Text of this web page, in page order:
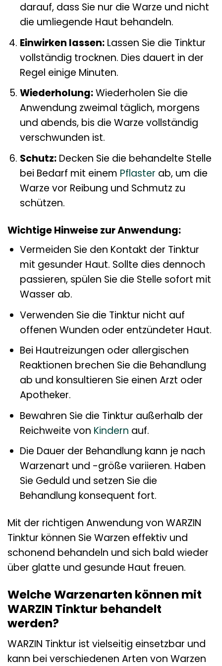
darauf, dass Sie nur die Warze und nicht
die umliegende Haut behandeln.
Einwirken lassen:Lassen Sie die Tinktur
vollständig trocknen. Dies dauert in der
Regel einige Minuten.
Wiederholung:Wiederholen Sie die
Anwendung zweimal täglich, morgens
und abends, bis die Warze vollständig
verschwunden ist.
Schutz:Decken Sie die behandelte Stelle
bei Bedarf mit einem Pflaster ab, um die
Warze vor Reibung und Schmutz zu
schützen.
Wichtige Hinweise zur Anwendung:
Vermeiden Sie den Kontakt der Tinktur
mit gesunder Haut. Sollte dies dennoch
passieren, spülen Sie die Stelle sofort mit
Wasser ab.
Verwenden Sie die Tinktur nicht auf
offenen Wunden oder entzündeter Haut.
Bei Hautreizungen oder allergischen
Reaktionen brechen Sie die Behandlung
ab und konsultieren Sie einen Arzt oder
Apotheker.
Bewahren Sie die Tinktur außerhalb der
Reichweite von Kindern auf.
Die Dauer der Behandlung kann je nach
Warzenart und -größe variieren. Haben
Sie Geduld und setzen Sie die
Behandlung konsequent fort.
Mit der richtigen Anwendung von WARZIN
Tinktur können Sie Warzen effektiv und
schonend behandeln und sich bald wieder
über glatte und gesunde Haut freuen.
Welche Warzenarten können mit
WARZIN Tinktur behandelt
werden?
WARZIN Tinktur ist vielseitig einsetzbar und
kann bei verschiedenen Arten von Warzen